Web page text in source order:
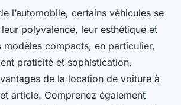
l’automobile, certains véhicules se
polyvalence, leur esthétique et
modèles compacts, en particulier,
praticité et sophistication.
de la location de voiture à
article. Comprenez également